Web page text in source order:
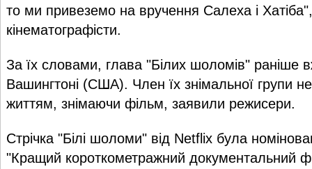
то ми привеземо на вручення Салеха і
кінематографісти.
За їх словами, глава "Білих шоломів" раніше
Вашингтоні (США). Член їх знімальної групи
життям, знімаючи фільм, заявили режисери.
Стрічка "Білі шоломи" від Netflix була
"Кращий короткометражний документальний